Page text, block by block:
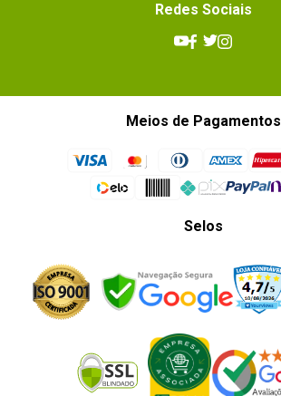
Redes Sociais
Meios de Pagamentos
Selos